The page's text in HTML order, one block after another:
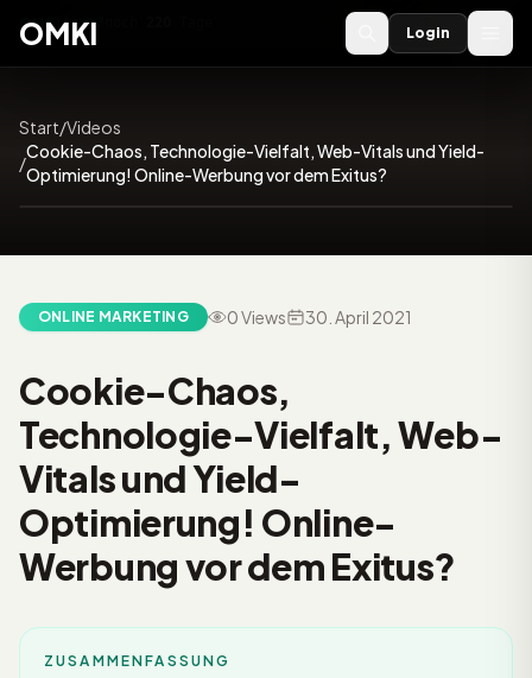
OMKI 2027
OMKI Login
Start/Videos
/
Cookie-Chaos, Technologie-Vielfalt, Web-Vitals und Yield-
Optimierung! Online-Werbung vor dem Exitus?
ONLINE MARKETING 0 Views 30. April 2021
Video:
Cookie-Chaos,
Technologie-Vielfalt, Web-
Vitals und Yield-
Optimierung! Online-
Werbung vor dem Exitus?
ZUSAMMENFASSUNG